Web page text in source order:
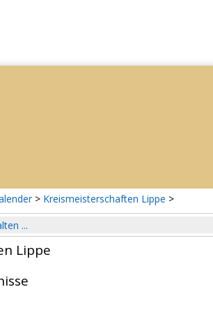
> Kreismeisterschaften Lippe >
...
Lippe